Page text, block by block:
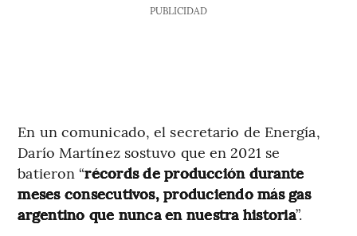
PUBLICIDAD
En un comunicado, el secretario de Energía,
Darío Martínez sostuvo que en 2021 se
batieron “récords de producción durante
meses consecutivos, produciendo más gas
argentino que nunca en nuestra historia”.